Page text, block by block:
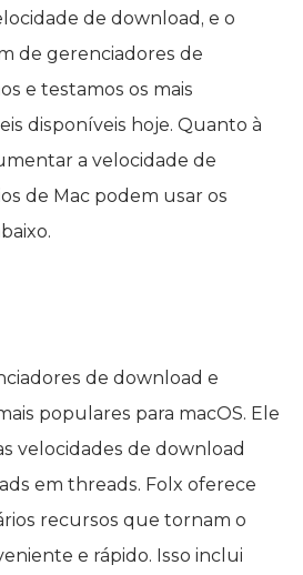
de download, e o
de gerenciadores de
e testamos os mais
disponíveis hoje. Quanto à
a velocidade de
de Mac podem usar os
de download e
populares para macOS. Ele
velocidades de download
em threads. Folx oferece
recursos que tornam o
e rápido. Isso inclui